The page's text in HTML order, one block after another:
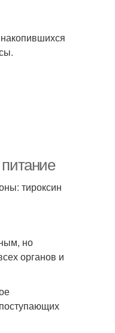
тироксин
но
органов и